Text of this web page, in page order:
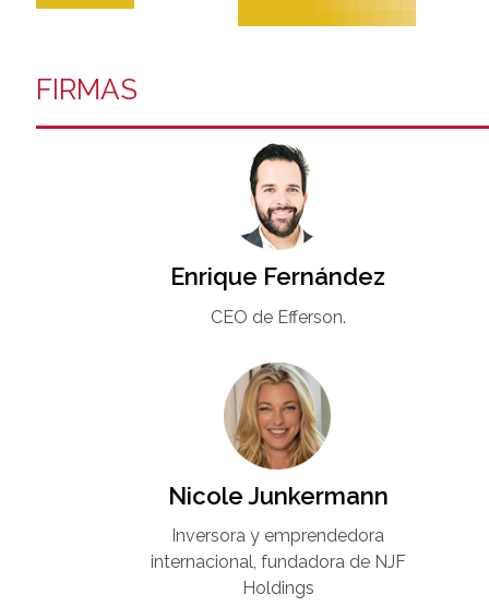
FIRMAS
Enrique Fernández
CEO de Efferson.
Nicole Junkermann​
Inversora y emprendedora
internacional, fundadora de NJF
Holdings